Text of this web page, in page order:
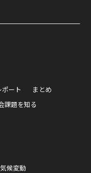
ポート
まとめ
課題を知る
気候変動